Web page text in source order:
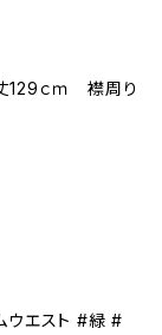
ｃｍ 襟周り
ウエスト #緑 #